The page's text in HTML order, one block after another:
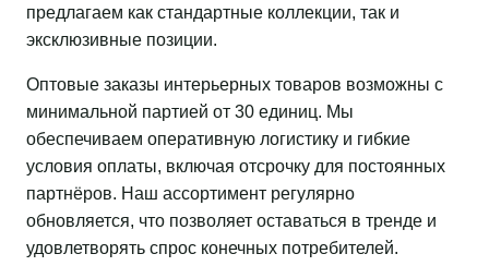
предлагаем как стандартные коллекции, так и
эксклюзивные позиции.
Оптовые заказы интерьерных товаров возможны с
минимальной партией от 30 единиц. Мы
обеспечиваем оперативную логистику и гибкие
условия оплаты, включая отсрочку для постоянных
партнёров. Наш ассортимент регулярно
обновляется, что позволяет оставаться в тренде и
удовлетворять спрос конечных потребителей.